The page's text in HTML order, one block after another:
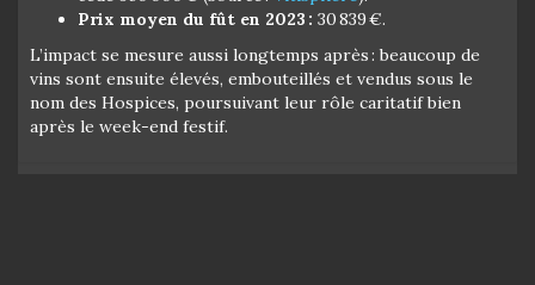
Prix moyen du fût en 2023 : 30 839 €.
L’impact se mesure aussi longtemps après : beaucoup de
vins sont ensuite élevés, embouteillés et vendus sous le
nom des Hospices, poursuivant leur rôle caritatif bien
après le week-end festif.